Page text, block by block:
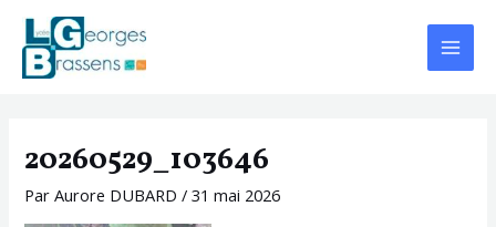
Aller
contenu
Main
Menu
20260529_103646
ParAurore DUBARD/31 mai 2026
Navigation
des
articles